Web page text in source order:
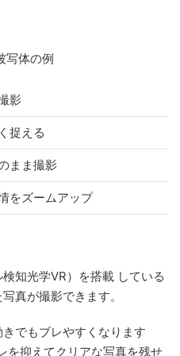
写体の例
影
捉える
まま撮影
をズームアップ
知光学VR）を搭載 している
真が撮影できます。
でもブレやすくなります
を抑えてクリアな写真を残せ